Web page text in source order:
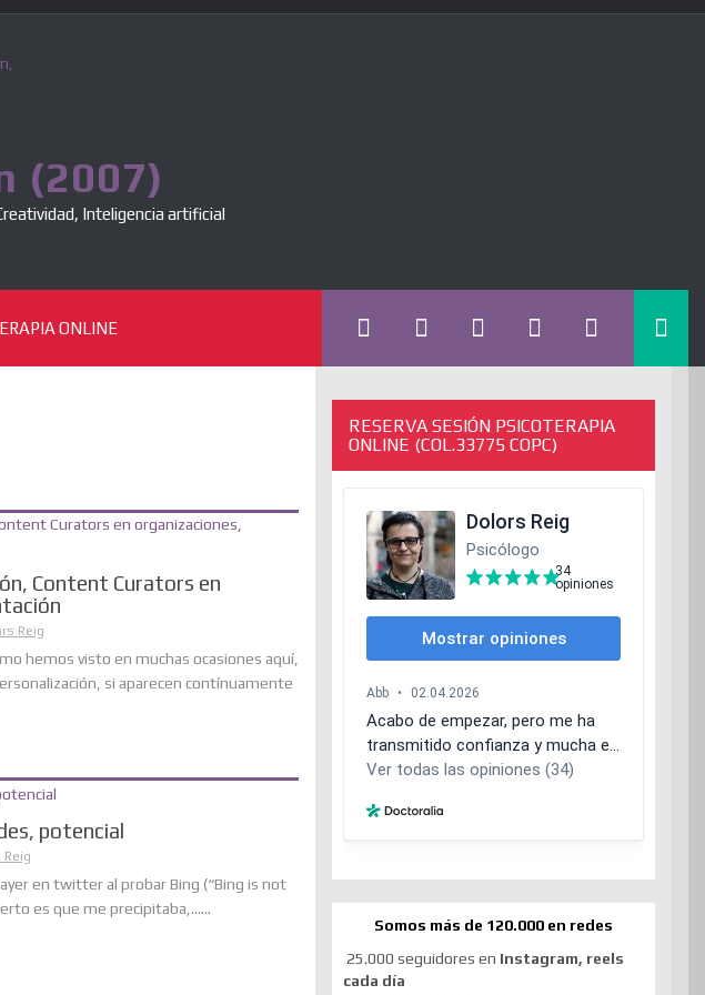
(2007)
Inteligencia artificial
ONLINE
Content Curators en
Reig
hemos visto en muchas ocasiones aquí,
si aparecen contínuamente
potencial
Reig
en twitter al probar Bing (“Bing is not
es que me precipitaba,......
RESERVA SESIÓN PSICOTERAPIA
ONLINE (COL.33775 COPC)
Somos más de 120.000 en redes
25.000 seguidores en Instagram, reels
cada día